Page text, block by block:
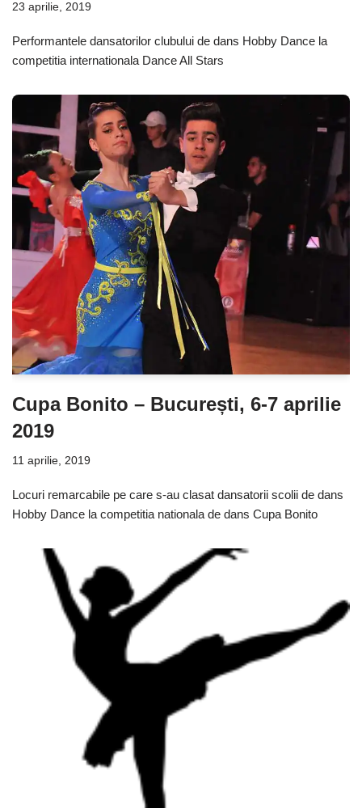
23 aprilie, 2019
Performantele dansatorilor clubului de dans Hobby Dance la
competitia internationala Dance All Stars
Cupa Bonito – București, 6-7 aprilie
2019
11 aprilie, 2019
Locuri remarcabile pe care s-au clasat dansatorii scolii de dans
Hobby Dance la competitia nationala de dans Cupa Bonito